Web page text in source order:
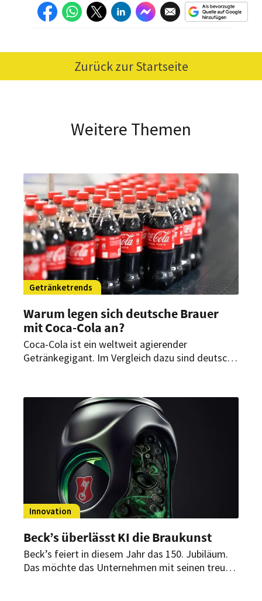
Zurück zur Startseite
Weitere Themen
Getränketrends
Warum legen sich deutsche Brauer
mit Coca-Cola an?
Coca-Cola ist ein weltweit agierender
Getränkegigant. Im Vergleich dazu sind deutsche
Innovation
Beck’s überlässt KI die Braukunst
Beck’s feiert in diesem Jahr das 150. Jubiläum.
Das möchte das Unternehmen mit seinen treuen